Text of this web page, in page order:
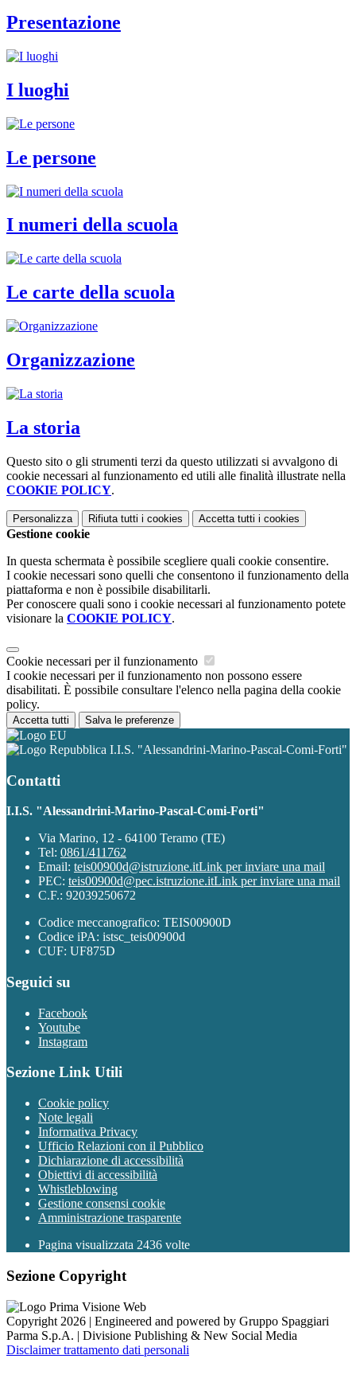
Presentazione
I luoghi
Le persone
I numeri della scuola
Le carte della scuola
Organizzazione
La storia
Questo sito o gli strumenti terzi da questo utilizzati si avvalgono di
cookie necessari al funzionamento ed utili alle finalità illustrate nella
COOKIE POLICY.
Personalizza Rifiuta tutti i cookies Accetta tutti i cookies
Gestione cookie
In questa schermata è possibile scegliere quali cookie consentire.
I cookie necessari sono quelli che consentono il funzionamento della
piattaforma e non è possibile disabilitarli.
Per conoscere quali sono i cookie necessari al funzionamento potete
visionare la COOKIE POLICY.
Cookie necessari per il funzionamento
I cookie necessari per il funzionamento non possono essere
disabilitati. È possibile consultare l'elenco nella pagina della cookie
policy.
Accetta tutti Salva le preferenze
I.I.S. "Alessandrini-Marino-Pascal-Comi-Forti"
Contatti
I.I.S. "Alessandrini-Marino-Pascal-Comi-Forti"
Via Marino, 12 - 64100 Teramo (TE)
Tel: 0861/411762
Email: teis00900d@istruzione.itLink per inviare una mail
PEC: teis00900d@pec.istruzione.itLink per inviare una mail
C.F.: 92039250672
Codice meccanografico: TEIS00900D
Codice iPA: istsc_teis00900d
CUF: UF875D
Seguici su
Facebook
Youtube
Instagram
Sezione Link Utili
Cookie policy
Note legali
Informativa Privacy
Ufficio Relazioni con il Pubblico
Dichiarazione di accessibilità
Obiettivi di accessibilità
Whistleblowing
Gestione consensi cookie
Amministrazione trasparente
Pagina visualizzata 2436 volte
Sezione Copyright
Copyright 2026 | Engineered and powered by Gruppo Spaggiari
Parma S.p.A. | Divisione Publishing & New Social Media
Disclaimer trattamento dati personali